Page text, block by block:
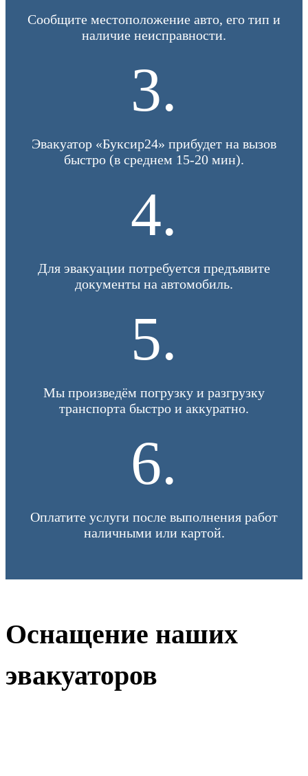
Сообщите местоположение авто, его тип и
наличие неисправности.
3.
Эвакуатор «Буксир24» прибудет на вызов
быстро (в среднем 15-20 мин).
4.
Для эвакуации потребуется предъявите
документы на автомобиль.
5.
Мы произведём погрузку и разгрузку
транспорта быстро и аккуратно.
6.
Оплатите услуги после выполнения работ
наличными или картой.
Оснащение наших
эвакуаторов